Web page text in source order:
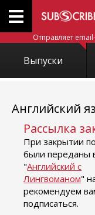
Отправляет
Выпуски
Английский
Рассылка
При закрытии
были переданы
"Английский с
Лингвоманом"
рекомендуем
подписаться.